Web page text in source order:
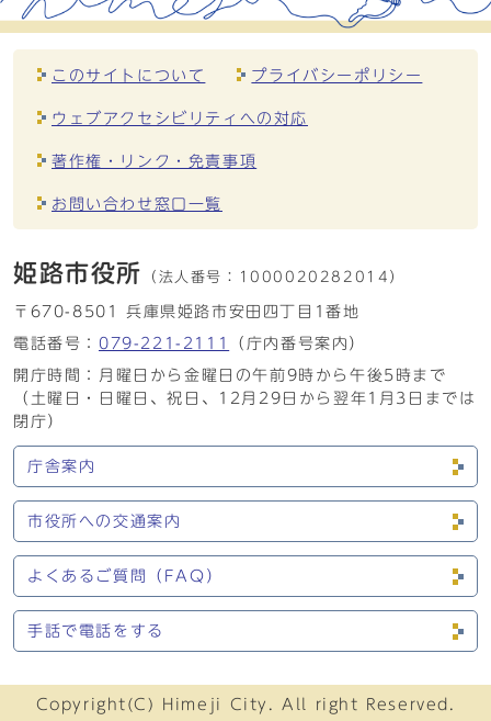
このサイトについて プライバシーポリシー
ウェブアクセシビリティへの対応
著作権・リンク・免責事項
お問い合わせ窓口一覧
姫路市役所 （法人番号： 1000020282014）
〒670-8501 兵庫県姫路市安田四丁目1番地
電話番号： 079-221-2111
（庁内番号案内）
開庁時間：月曜日から金曜日の午前9時から午後5時まで
（土曜日・日曜日、祝日、12月29日から翌年1月3日までは
閉庁）
庁舎案内
市役所への交通案内
よくあるご質問（FAQ）
手話で電話をする
Copyright(C) Himeji City. All right Reserved.